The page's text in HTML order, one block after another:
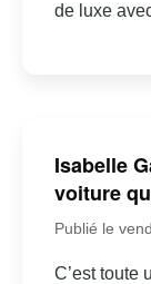
de luxe
Isabelle
voiture
Publié le
C’est toute